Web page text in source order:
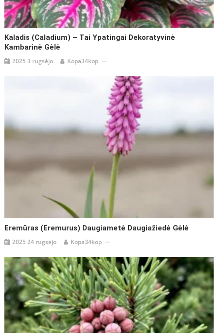
Kaladis (Caladium) – Tai Ypatingai Dekoratyvinė
Kambarinė Gėlė
2025 3 rugsėjo Kopa34kop
Eremūras (Eremurus) Daugiametė Daugiažiedė Gėlė
2025 24 rugsėjo Kopa34kop